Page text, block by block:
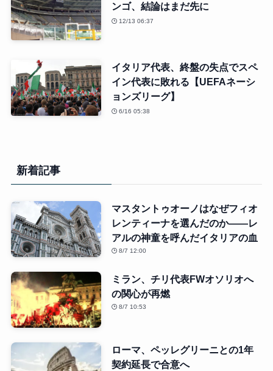
ンゴ、結論はまだ先に
12/13 06:37
イタリア代表、終盤の失点でスペ
イン代表に敗れる【UEFAネーシ
ョンズリーグ】
6/16 05:38
新着記事
マスタントゥオーノはなぜフィオ
レンティーナを選んだのか――レ
アルの神童を呼んだイタリアの血
8/7 12:00
ミラン、チリ代表FWオソリオへ
の関心が再燃
8/7 10:53
ローマ、ペッレグリーニとの1年
契約延長で合意へ